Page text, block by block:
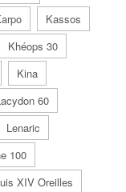
Kassos
Khéops 30
Kina
60
Lenaric
100
XIV Oreilles